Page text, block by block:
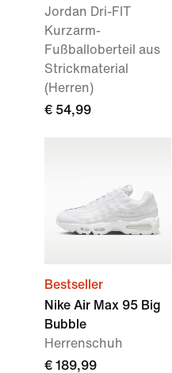
Jordan Dri-FIT
Kurzarm-
Fußballoberteil aus
Strickmaterial
(Herren)
€ 54,99
Bestseller
Nike Air Max 95 Big
Bubble
Herrenschuh
€ 189,99